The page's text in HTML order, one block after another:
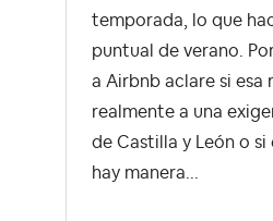
temporada, lo que
puntual de verano.
a Airbnb aclare si
realmente a una
de Castilla y León o
hay manera...